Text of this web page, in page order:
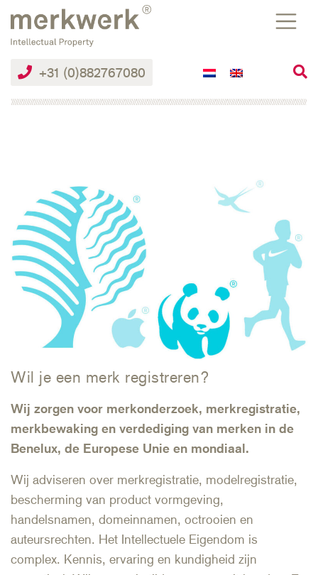
the
content
+31 (0)882767080
Wil je een merk registreren?
Wij zorgen voor merkonderzoek, merkregistratie,
merkbewaking en verdediging van merken in de
Benelux, de Europese Unie en mondiaal.
Wij adviseren over merkregistratie, modelregistratie,
bescherming van product vormgeving,
handelsnamen, domeinnamen, octrooien en
auteursrechten. Het Intellectuele Eigendom is
complex. Kennis, ervaring en kundigheid zijn